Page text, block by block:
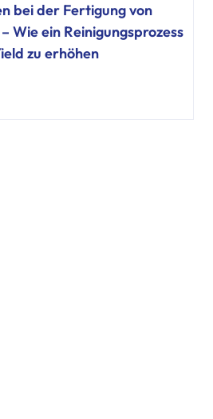
bei der Fertigung von
Wie ein Reinigungsprozess
zu erhöhen